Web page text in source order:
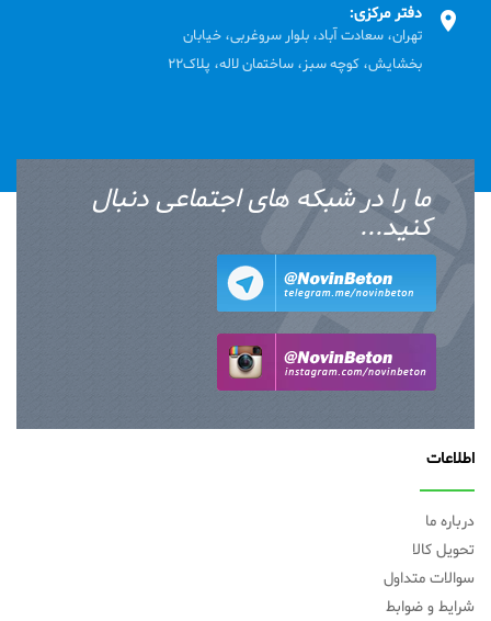
دفتر مرکزی:
تهران، سعادت آباد، بلوار سروغربی، خیابان
بخشایش، کوچه سبز، ساختمان لاله، پلاک22
ما را در شبکه های اجتماعی دنبال
کنید...
اطلاعات
درباره ما
تحویل کالا
سوالات متداول
شرایط و ضوابط